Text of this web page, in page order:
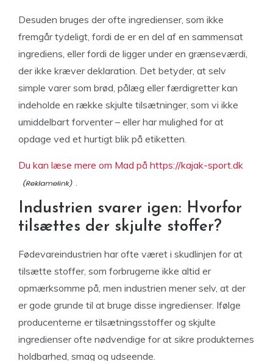
Desuden bruges der ofte ingredienser, som ikke
fremgår tydeligt, fordi de er en del af en sammensat
ingrediens, eller fordi de ligger under en grænseværdi,
der ikke kræver deklaration. Det betyder, at selv
simple varer som brød, pålæg eller færdigretter kan
indeholde en række skjulte tilsætninger, som vi ikke
umiddelbart forventer – eller har mulighed for at
opdage ved et hurtigt blik på etiketten.
Du kan læse mere om Mad på https://kajak-sport.dk
Industrien svarer igen: Hvorfor
tilsættes der skjulte stoffer?
Fødevareindustrien har ofte været i skudlinjen for at
tilsætte stoffer, som forbrugerne ikke altid er
opmærksomme på, men industrien mener selv, at der
er gode grunde til at bruge disse ingredienser. Ifølge
producenterne er tilsætningsstoffer og skjulte
ingredienser ofte nødvendige for at sikre produkternes
holdbarhed, smag og udseende.